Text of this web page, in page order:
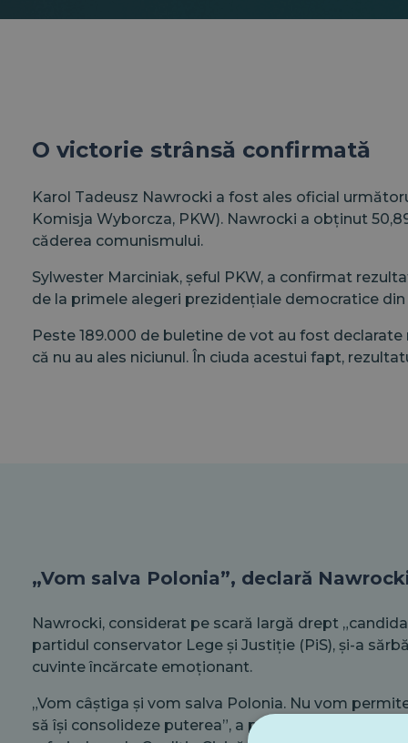
O victorie strânsă confirmată
Karol Tadeusz Nawrocki a fost ales oficial
Komisja Wyborcza, PKW). Nawrocki a obținut
căderea comunismului.
Sylwester Marciniak, șeful PKW, a confirmat
de la primele alegeri prezidențiale democratice din
Peste 189.000 de buletine de vot au fost
că nu au ales niciunul. În ciuda acestui fapt,
„Vom salva Polonia”, declară
Nawrocki, considerat pe scară largă drept
partidul conservator Lege și Justiție (PiS), și-a
cuvinte încărcate emoționant.
„Vom câștiga și vom salva Polonia. Nu vom
să își consolideze puterea”, a proclamat el în